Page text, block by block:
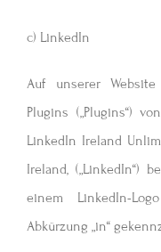
c) LinkedIn
Auf unserer
Plugins („Plugins“)
LinkedIn Ireland
Ireland, („LinkedIn“)
einem LinkedIn-
Abkürzung „in“